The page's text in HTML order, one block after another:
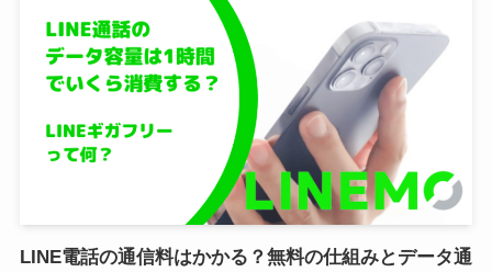
LINE電話の通信料はかかる？無料の仕組みとデータ通